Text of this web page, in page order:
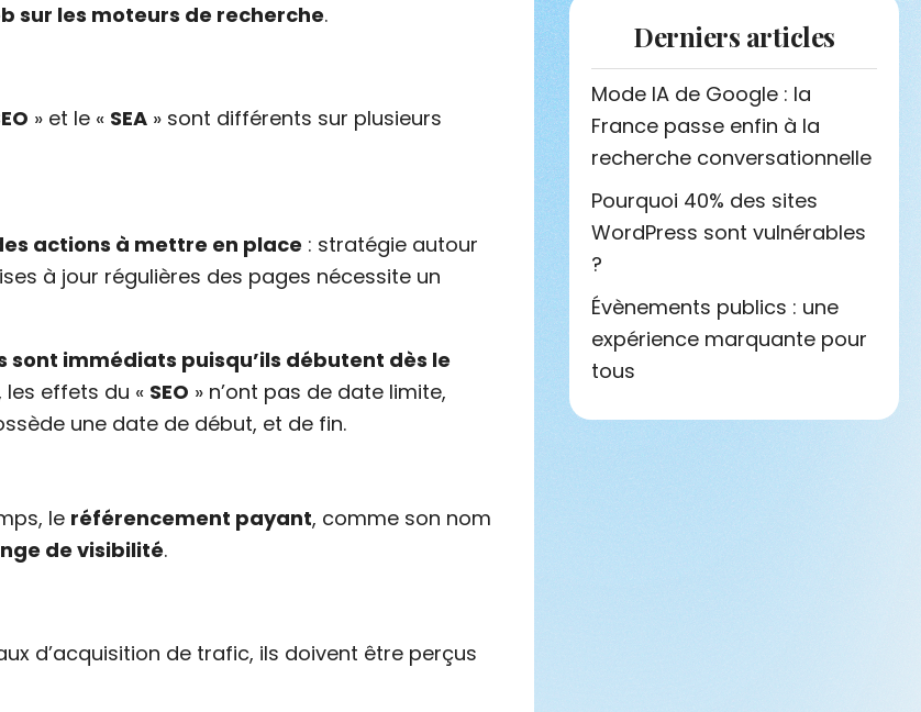
sur les moteurs de recherche.
» et le « SEA » sont différents sur plusieurs
actions à mettre en place : stratégie autour
à jour régulières des pages nécessite un
sont immédiats puisqu’ils débutent dès le
les effets du « SEO » n’ont pas de date limite,
une date de début, et de fin.
le référencement payant, comme son nom
de visibilité.
d’acquisition de trafic, ils doivent être perçus
Derniers articles
Mode IA de Google : la
France passe enfin à la
recherche conversationnelle
Pourquoi 40% des sites
WordPress sont vulnérables
?
Évènements publics : une
expérience marquante pour
tous